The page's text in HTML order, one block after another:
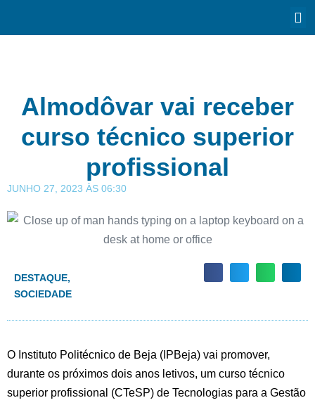
Almodôvar vai receber
curso técnico superior
profissional
JUNHO 27, 2023 ÀS 06:30
DESTAQUE,
SOCIEDADE
O Instituto Politécnico de Beja (IPBeja) vai promover,
durante os próximos dois anos letivos, um curso técnico
superior profissional (CTeSP) de Tecnologias para a Gestão